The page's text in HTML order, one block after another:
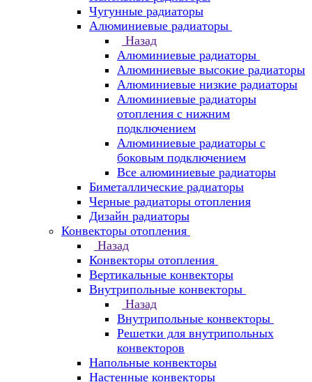
Чугунные радиаторы
Алюминиевые радиаторы
Назад
Алюминиевые радиаторы
Алюминиевые высокие радиаторы
Алюминиевые низкие радиаторы
Алюминиевые радиаторы
отопления с нижним
подключением
Алюминиевые радиаторы с
боковым подключением
Все алюминиевые радиаторы
Биметаллические радиаторы
Черные радиаторы отопления
Дизайн радиаторы
Конвекторы отопления
Назад
Конвекторы отопления
Вертикальные конвекторы
Внутрипольные конвекторы
Назад
Внутрипольные конвекторы
Решетки для внутрипольных
конвекторов
Напольные конвекторы
Настенные конвекторы